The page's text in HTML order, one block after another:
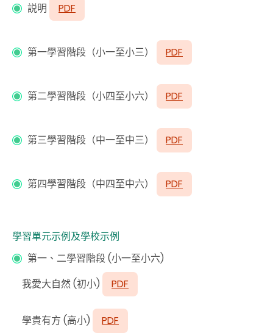
説明
PDF
第一學習階段（小一至小三） PDF
第二學習階段（小四至小六） PDF
第三學習階段（中一至中三） PDF
第四學習階段（中四至中六） PDF
學習單元示例及學校示例
第一、二學習階段 (小一至小六)
我愛大自然 (初小)
PDF
學貴有方 (高小) PDF